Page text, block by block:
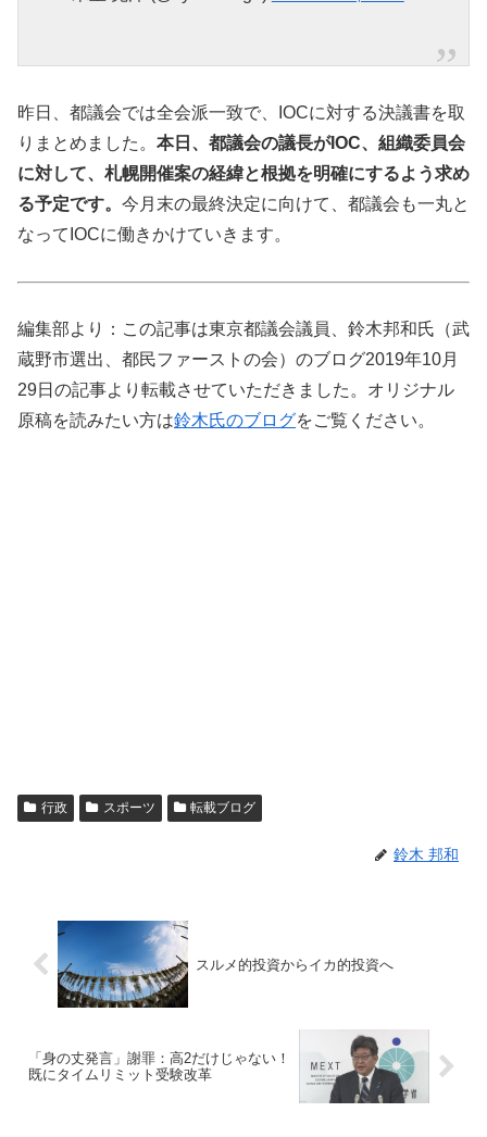
昨日、都議会では全会派一致で、IOCに対する決議書を取
りまとめました。 本日、都議会の議長がIOC、組織委員会
に対して、札幌開催案の経緯と根拠を明確にするよう求め
る予定です。 今月末の最終決定に向けて、都議会も一丸と
なってIOCに働きかけていきます。
編集部より：この記事は東京都議会議員、鈴木邦和氏（武
蔵野市選出、都民ファーストの会）のブログ2019年10月
29日の記事より転載させていただきました。オリジナル
原稿を読みたい方は鈴木氏のブログをご覧ください。
行政 スポーツ 転載ブログ
鈴木 邦和
スルメ的投資からイカ的投資へ
「身の丈発言」謝罪：高2だけじゃない！
既にタイムリミット受験改革